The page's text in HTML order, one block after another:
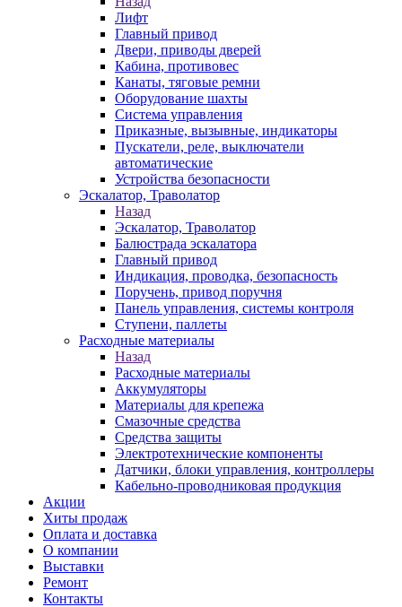
Лифт
Главный привод
Двери, приводы дверей
Кабина, противовес
Канаты, тяговые ремни
Оборудование шахты
Система управления
Приказные, вызывные, индикаторы
Пускатели, реле, выключатели
автоматические
Устройства безопасности
Эскалатор, Траволатор
Назад
Эскалатор, Траволатор
Балюстрада эскалатора
Главный привод
Индикация, проводка, безопасность
Поручень, привод поручня
Панель управления, системы контроля
Ступени, паллеты
Расходные материалы
Назад
Расходные материалы
Аккумуляторы
Материалы для крепежа
Смазочные средства
Средства защиты
Электротехнические компоненты
Датчики, блоки управления, контроллеры
Кабельно-проводниковая продукция
Акции
Хиты продаж
Оплата и доставка
О компании
Выставки
Ремонт
Контакты